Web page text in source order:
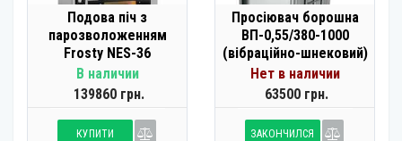
Подова піч з
парозволоженням
Frosty NES-36
В наличии
139860 грн.
КУПИТИ
Просіювач борошна
ВП-0,55/380-1000
(вібраційно-шнековий)
Нет в наличии
63500 грн.
ЗАКОНЧИЛСЯ